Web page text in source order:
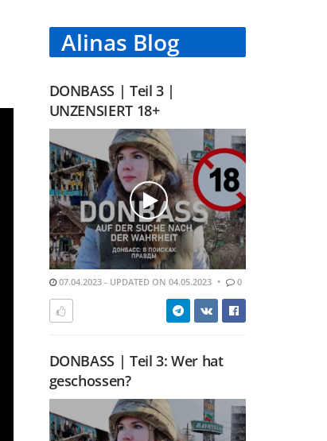
Alinas Blog
DONBASS | Teil 3 |
UNZENSIERT 18+
07.04.2023 - UPDATED ON 04.05.2023 0
DONBASS | Teil 3: Wer hat
geschossen?